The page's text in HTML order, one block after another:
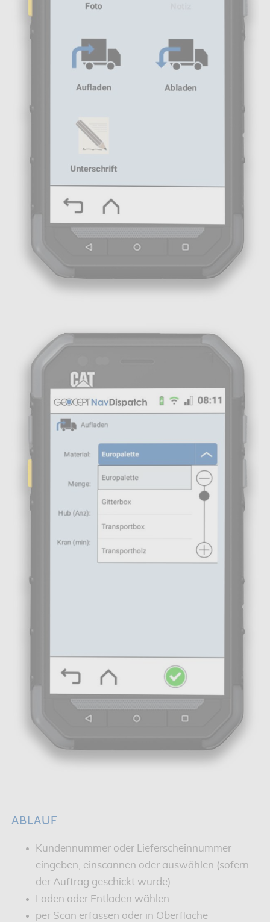
ABLAUF
Kundennummer oder Lieferscheinnummer
eingeben, einscannen oder auswählen (sofern
der Auftrag geschickt wurde)
Laden oder Entladen wählen
per Scan erfassen oder in Oberfläche